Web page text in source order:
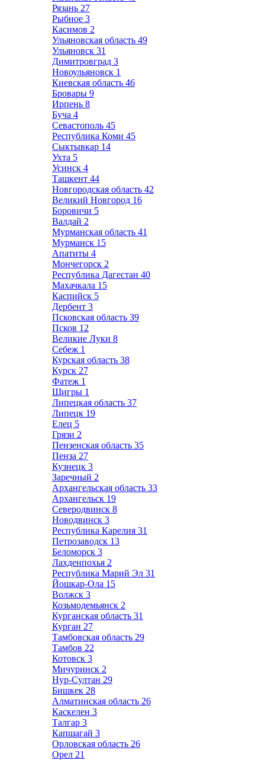
Рязань 27
Рыбное 3
Касимов 2
Ульяновская область 49
Ульяновск 31
Димитровград 3
Новоульяновск 1
Киевская область 46
Бровары 9
Ирпень 8
Буча 4
Севастополь 45
Республика Коми 45
Сыктывкар 14
Ухта 5
Усинск 4
Ташкент 44
Новгородская область 42
Великий Новгород 16
Боровичи 5
Валдай 2
Мурманская область 41
Мурманск 15
Апатиты 4
Мончегорск 2
Республика Дагестан 40
Махачкала 15
Каспийск 5
Дербент 3
Псковская область 39
Псков 12
Великие Луки 8
Себеж 1
Курская область 38
Курск 27
Фатеж 1
Щигры 1
Липецкая область 37
Липецк 19
Елец 5
Грязи 2
Пензенская область 35
Пенза 27
Кузнецк 3
Заречный 2
Архангельская область 33
Архангельск 19
Северодвинск 8
Новодвинск 3
Республика Карелия 31
Петрозаводск 13
Беломорск 3
Лахденпохья 2
Республика Марий Эл 31
Йошкар-Ола 15
Волжск 3
Козьмодемьянск 2
Курганская область 31
Курган 27
Тамбовская область 29
Тамбов 22
Котовск 3
Мичуринск 2
Нур-Султан 29
Бишкек 28
Алматинская область 26
Каскелен 3
Талгар 3
Капшагай 3
Орловская область 26
Орел 21